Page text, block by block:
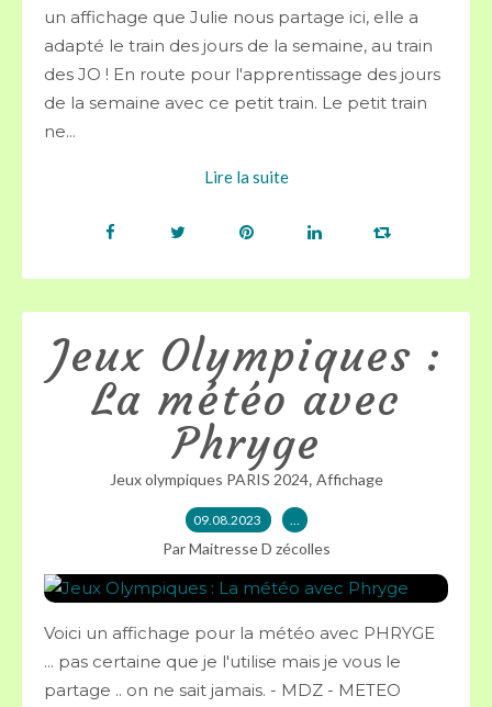
un affichage que Julie nous partage ici, elle a
adapté le train des jours de la semaine, au train
des JO ! En route pour l'apprentissage des jours
de la semaine avec ce petit train. Le petit train
ne...
Lire la suite
Jeux Olympiques :
La météo avec
Phryge
Jeux olympiques PARIS 2024, Affichage
09.08.2023 …
Par Maitresse D zécolles
Voici un affichage pour la météo avec PHRYGE
... pas certaine que je l'utilise mais je vous le
partage .. on ne sait jamais. - MDZ - METEO